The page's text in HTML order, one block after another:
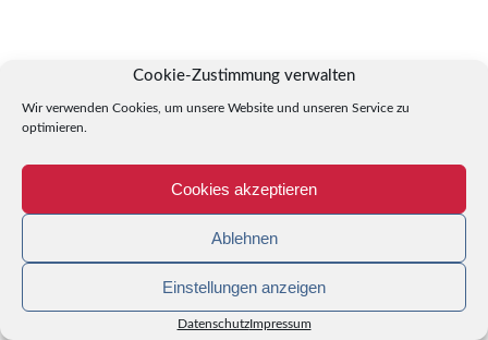
Cookie-Zustimmung verwalten
Wir verwenden Cookies, um unsere Website und unseren Service zu
optimieren.
Cookies akzeptieren
Ablehnen
Einstellungen anzeigen
DatenschutzImpressum